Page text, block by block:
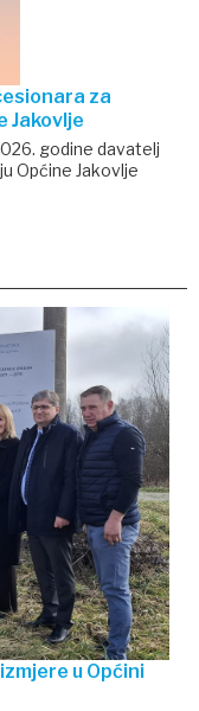
za
Jakovlje
godine davatelj
Općine Jakovlje
u Općini